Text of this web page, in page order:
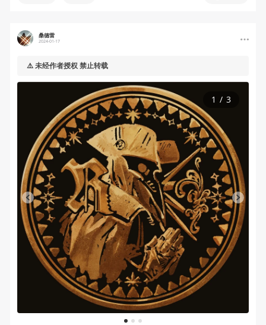
桑德雷
2024-01-17
⚠️ 未经作者授权 禁止转载
1 2 3
1 / 3